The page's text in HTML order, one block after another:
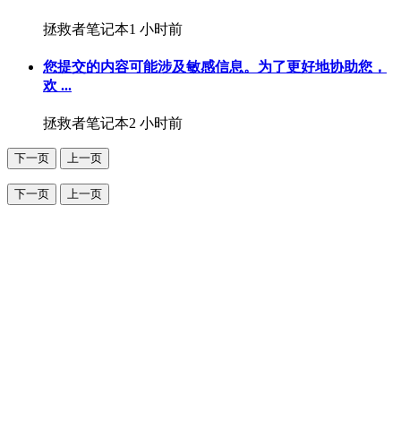
拯救者笔记本1 小时前
您提交的内容可能涉及敏感信息。为了更好地协助您，
欢 ...
拯救者笔记本2 小时前
下一页 上一页
下一页 上一页